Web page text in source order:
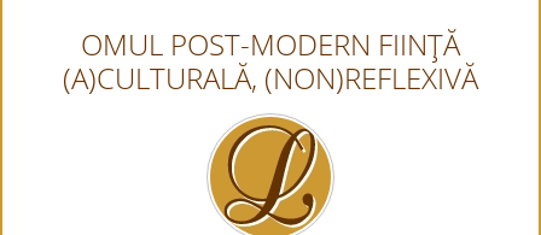
OMUL POST-MODERN FIINŢĂ
(A)CULTURALĂ, (NON)REFLEXIVĂ